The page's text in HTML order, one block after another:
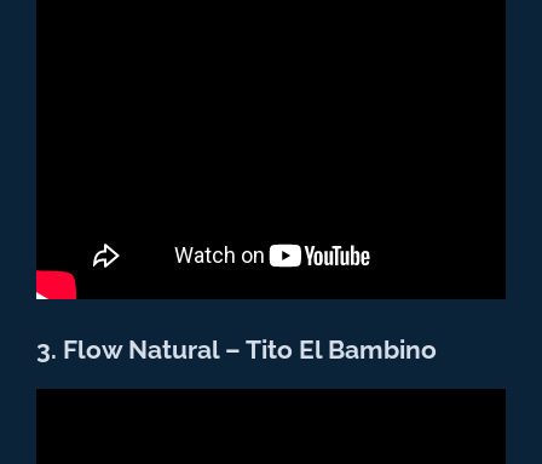
3. Flow Natural – Tito El Bambino